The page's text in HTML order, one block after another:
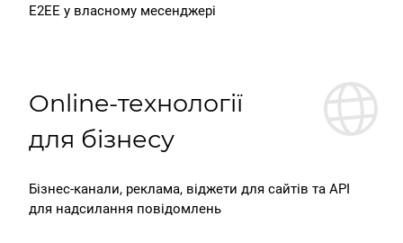
E2EE у власному месенджері
Online-технології
для бізнесу
Бізнес-канали, реклама, віджети для сайтів та API
для надсилання повідомлень